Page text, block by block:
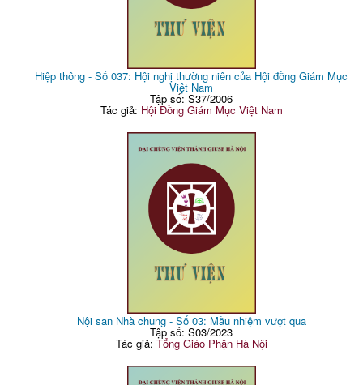
Hiệp thông - Số 037: Hội nghị thường niên của Hội đồng Giám Mục
Việt Nam
Tập số: S37/2006
Tác giả: Hội Đồng Giám Mục Việt Nam
Nội san Nhà chung - Số 03: Mầu nhiệm vượt qua
Tập số: S03/2023
Tác giả: Tổng Giáo Phận Hà Nội